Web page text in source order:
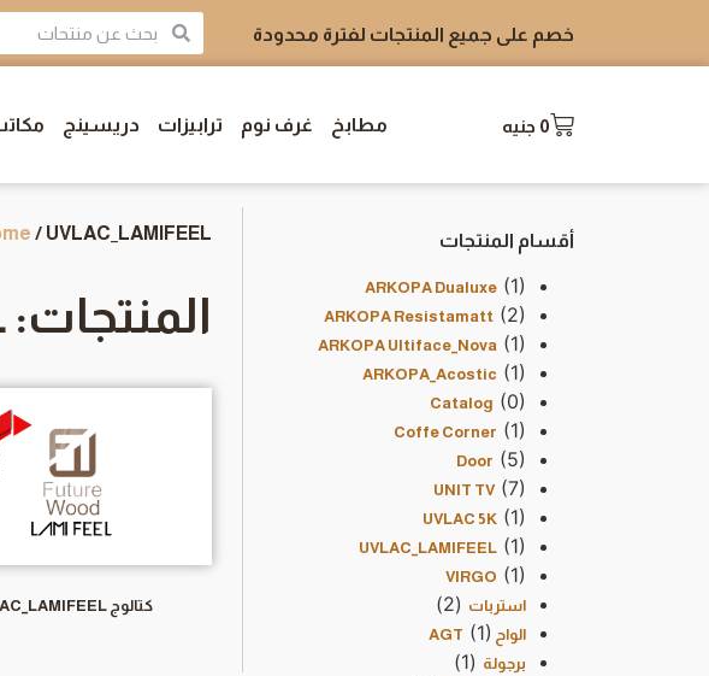
خصم على جميع المنتجات لفترة محدودة
0 جنيه مطابخ غرف نوم ترابيزات دريسينج
أقسام المنتجات
ARKOPA Dualuxe (1)
ARKOPA Resistamatt (2)
ARKOPA Ultiface_Nova (1)
ARKOPA_Acostic (1)
Catalog (0)
Coffe Corner (1)
Door (5)
UNIT TV (7)
UVLAC 5K (1)
UVLAC_LAMIFEEL (1)
VIRGO (1)
استربات (2)
الواح AGT (1)
برجولة (1)
/ UVLAC_LAMIFEEL
المنتجات: UVLAC_LAMIFEEL
كتالوج UVLAC_LAMIFEEL